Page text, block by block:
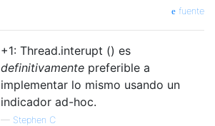
fuente
+1: Thread.interupt () es
definitivamente preferible a
implementar lo mismo usando un
indicador ad-hoc.
— Stephen C